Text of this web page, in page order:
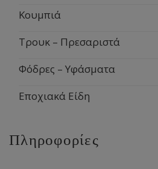
Κουμπιά
Τρουκ – Πρεσαριστά
Φόδρες – Υφάσματα
Εποχιακά Είδη
Πληροφορίες